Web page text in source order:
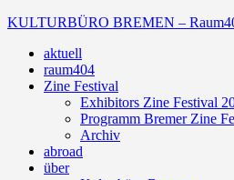
Zum
springen
KULTURBÜRO BREMEN –
Galerie
aktuell
raum404
Zine Festival
Exhibitors Zine Festival
Programm Bremer Zine
Archiv
abroad
über